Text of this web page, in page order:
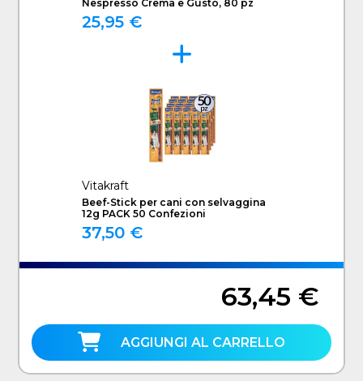
Nespresso Crema e Gusto, 80 pz
25,95 €
Vitakraft
Beef-Stick per cani con selvaggina
12g PACK 50 Confezioni
37,50 €
63,45 €
AGGIUNGI AL CARRELLO